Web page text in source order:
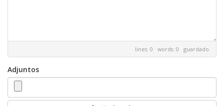
lines: 0 words: 0 guardado
Adjuntos